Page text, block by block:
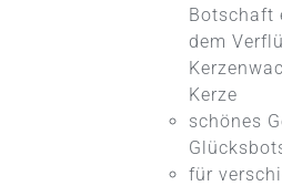
PRODUKTSEITE
Botschaft
dem
Kerze
schönes
für